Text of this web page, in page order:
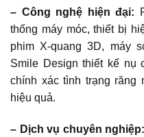
– Công nghệ hiện đại:
thống máy móc, thiết bị
phim X-quang 3D, máy
Smile Design thiết kế
chính xác tình trạng răng
hiệu quả.
– Dịch vụ chuyên nghiệp: